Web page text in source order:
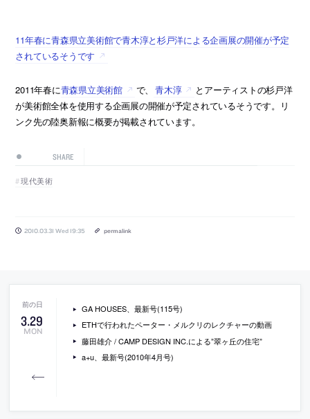
11年春に青森県立美術館で青木淳と杉戸洋による企画展の開催が予定
されているそうです
2011年春に青森県立美術館 で、 青木淳
とアーティストの杉戸洋
が美術館全体を使用する企画展の開催が予定されているそうです。リ
ンク先の陸奥新報に概要が掲載されています。
SHARE
現代美術
2010.03.31 Wed 19:35 permalink
3.29
MON
GA HOUSES、最新号(115号)
ETHで行われたペーター・メルクリのレクチャーの動画
藤田雄介 / CAMP DESIGN INC.による”翠ヶ丘の住宅”
a+u、最新号(2010年4月号)